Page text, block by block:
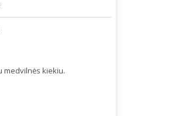
medvilnės kiekiu.